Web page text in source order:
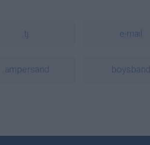
tj. e-mail
ampersand boysband